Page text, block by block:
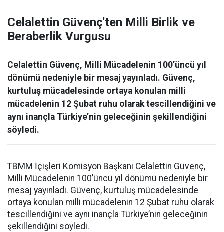
Celalettin Güvenç'ten Milli Birlik ve
Beraberlik Vurgusu
Celalettin Güvenç, Milli Mücadelenin 100’üncü yıl
dönümü nedeniyle bir mesaj yayınladı. Güvenç,
kurtuluş mücadelesinde ortaya konulan milli
mücadelenin 12 Şubat ruhu olarak tescillendiğini ve
aynı inançla Türkiye’nin geleceğinin şekillendiğini
söyledi.
TBMM İçişleri Komisyon Başkanı Celalettin Güvenç,
Milli Mücadelenin 100’üncü yıl dönümü nedeniyle bir
mesaj yayınladı. Güvenç, kurtuluş mücadelesinde
ortaya konulan milli mücadelenin 12 Şubat ruhu olarak
tescillendiğini ve aynı inançla Türkiye’nin geleceğinin
şekillendiğini söyledi.